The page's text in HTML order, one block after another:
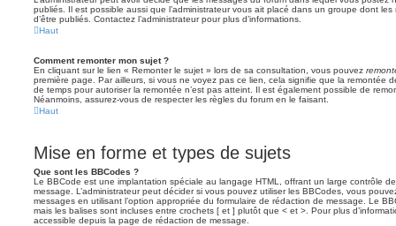
publiés. Il est possible aussi que l’administrateur vous ait placé dans un groupe dont
d’être publiés. Contactez l’administrateur pour plus d’informations.
Haut
Comment remonter mon sujet ?
En cliquant sur le lien « Remonter le sujet » lors de sa consultation, vous pouvez
première page. Par ailleurs, si vous ne voyez pas ce lien, cela signifie que la remontée
de temps pour autoriser la remontée n’est pas atteint. Il est également possible de
Néanmoins, assurez-vous de respecter les règles du forum en le faisant.
Haut
Mise en forme et types de sujets
Que sont les BBCodes ?
Le BBCode est une implantation spéciale au langage HTML, offrant un large contrôle
message. L’administrateur peut décider si vous pouvez utiliser les BBCodes, vous
messages en utilisant l’option appropriée du formulaire de rédaction de message. Le
mais les balises sont incluses entre crochets [ et ] plutôt que < et >. Pour plus
accessible depuis la page de rédaction de message.